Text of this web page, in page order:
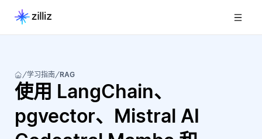
学习指南 RAG
使用 LangChain、
pgvector、Mistral AI